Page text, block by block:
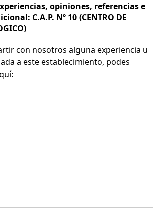
opiniones, referencias e
C.A.P. Nº 10 (CENTRO DE
con nosotros alguna experiencia u
a este establecimiento, podes